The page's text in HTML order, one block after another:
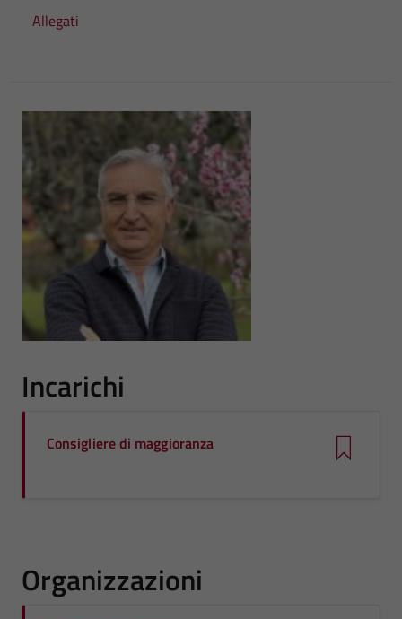
Allegati
Incarichi
Consigliere di maggioranza
Organizzazioni